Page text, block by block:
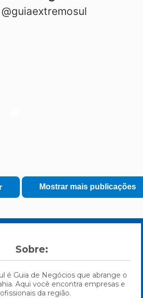
Sobre:
é Guia de Negócios que abrange o
Aqui você encontra empresas e
da região.